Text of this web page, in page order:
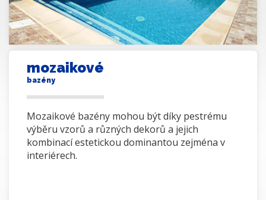
mozaikové
bazény
Mozaikové bazény mohou být díky pestrému
výběru vzorů a různých dekorů a jejich
kombinací estetickou dominantou zejména v
interiérech.